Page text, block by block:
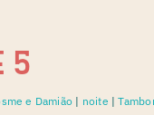
5
e Damião | noite |